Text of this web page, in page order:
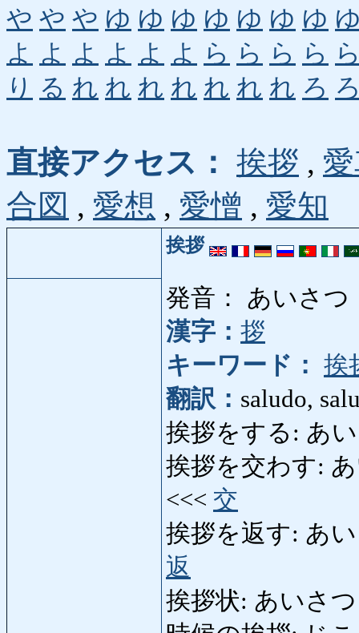
や や や ゆ ゆ ゆ ゆ ゆ ゆ ゆ
よ よ よ よ よ よ ら ら ら ら
り る れ れ れ れ れ れ れ ろ
直接アクセス： 挨拶 ,
合図 , 愛想 , 愛憎 , 愛知
挨拶
発音： あいさつ
漢字： 拶
キーワード： 挨
翻訳： saludo,
挨拶をする: あい
挨拶を交わす:
<<< 交
挨拶を返す: あい
返
挨拶状: あいさ